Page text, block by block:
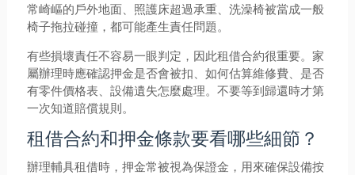
常崎嶇的戶外地面、照護床超過承重、洗澡椅被當成一般
椅子拖拉碰撞，都可能產生責任問題。
有些損壞責任不容易一眼判定，因此租借合約很重要。家
屬辦理時應確認押金是否會被扣、如何估算維修費、是否
有零件價格表、設備遺失怎麼處理。不要等到歸還時才第
一次知道賠償規則。
租借合約和押金條款要看哪些細節？
辦理輔具租借時，押金常被視為保證金，用來確保設備按